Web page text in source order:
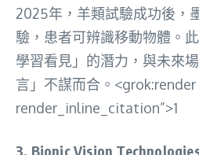
2025年，羊類試驗成功後，
驗，患者可辨識移動物體。
學習看見」的潛力，與未來
言」不謀而合。<grok:render
render_inline_citation”>1
3. Bionic Vision